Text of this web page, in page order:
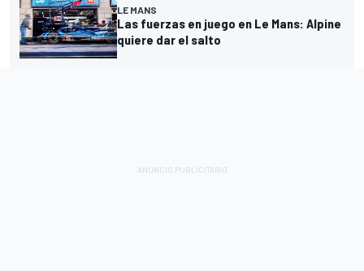
LE MANS
Las fuerzas en juego en Le Mans: Alpine
quiere dar el salto